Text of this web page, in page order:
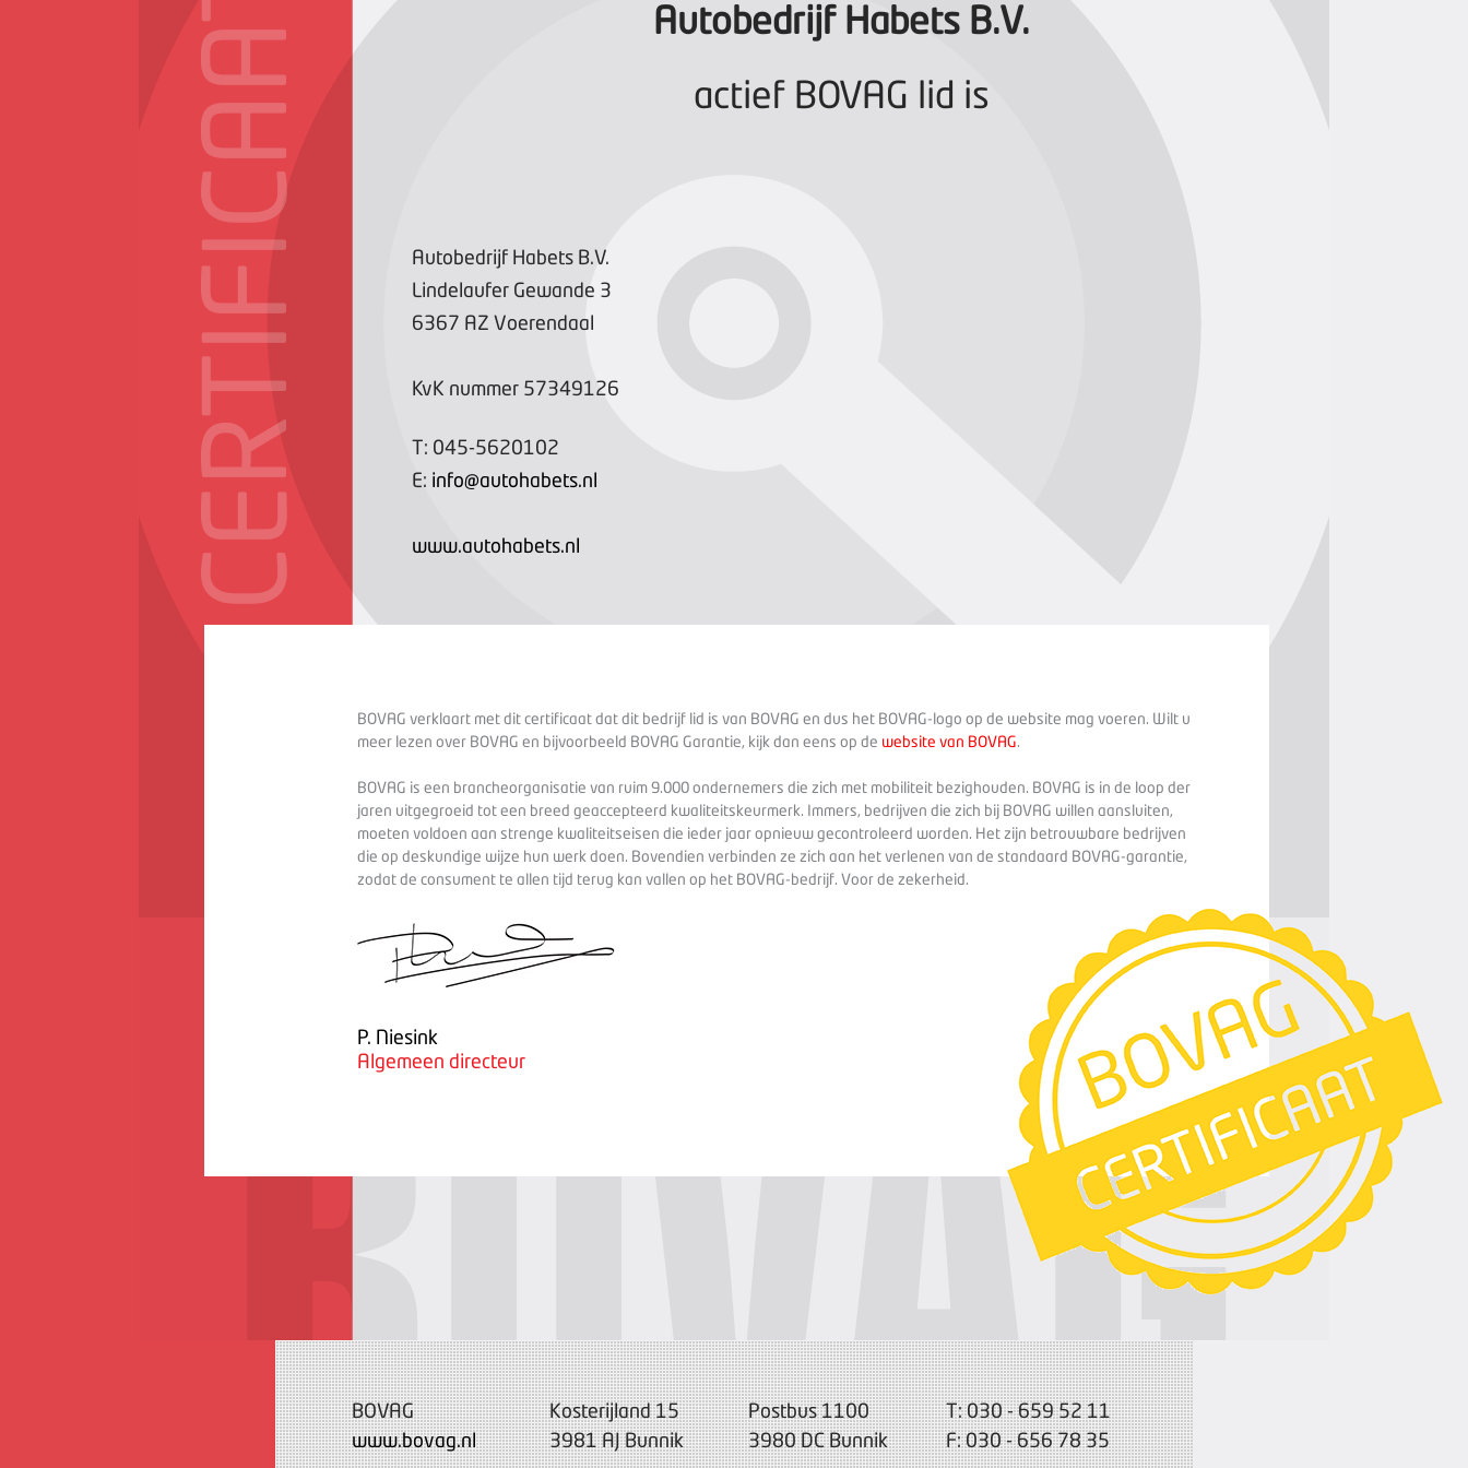
CERTIFICAAT
Autobedrijf Habets B.V.
actief BOVAG lid is
Autobedrijf Habets B.V.
Lindelaufer Gewande 3
6367 AZ Voerendaal
KvK nummer 57349126
T: 045-5620102
E: info@autohabets.nl
www.autohabets.nl
BOVAG verklaart met dit certificaat dat dit bedrijf lid is van BOVAG en dus het BOVAG-logo op de website mag voeren. Wilt u
meer lezen over BOVAG en bijvoorbeeld BOVAG Garantie, kijk dan eens op de website van BOVAG.
BOVAG is een brancheorganisatie van ruim 9.000 ondernemers die zich met mobiliteit bezighouden. BOVAG is in de loop der
jaren uitgegroeid tot een breed geaccepteerd kwaliteitskeurmerk. Immers, bedrijven die zich bij BOVAG willen aansluiten,
moeten voldoen aan strenge kwaliteitseisen die ieder jaar opnieuw gecontroleerd worden. Het zijn betrouwbare bedrijven
die op deskundige wijze hun werk doen. Bovendien verbinden ze zich aan het verlenen van de standaard BOVAG-garantie,
zodat de consument te allen tijd terug kan vallen op het BOVAG-bedrijf. Voor de zekerheid.
P. Niesink
Algemeen directeur
BOVAG
www.bovag.nl
Kosterijland 15
3981 AJ Bunnik
Postbus 1100
3980 DC Bunnik
T: 030 - 659 52 11
F: 030 - 656 78 35